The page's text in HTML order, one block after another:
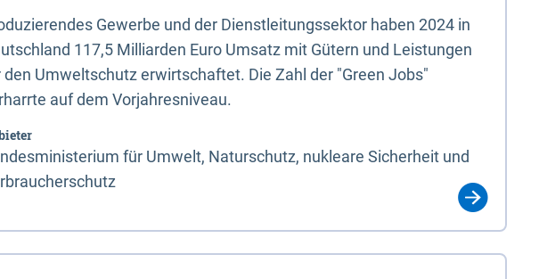
Gewerbe und der Dienstleitungssektor haben 2024 in
117,5 Milliarden Euro Umsatz mit Gütern und Leistungen
den Umweltschutz erwirtschaftet. Die Zahl der "Green Jobs"
auf dem Vorjahresniveau.
für Umwelt, Naturschutz, nukleare Sicherheit und